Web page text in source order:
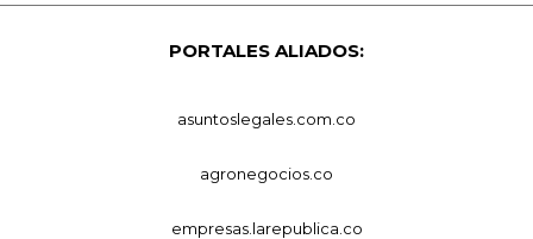
PORTALES ALIADOS:
asuntoslegales.com.co
agronegocios.co
empresas.larepublica.co